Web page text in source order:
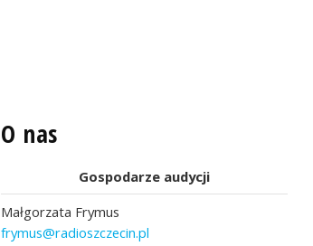
O nas
Gospodarze audycji
Małgorzata Frymus
frymus@radioszczecin.pl